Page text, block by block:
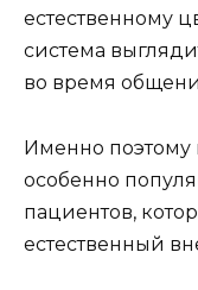
естественному
система
во время
Именно поэтому
особенно
пациентов,
естественный